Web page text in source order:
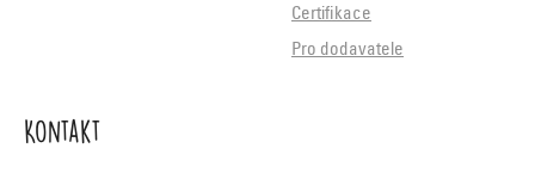
Certifikace
Pro dodavatele
Kontakt